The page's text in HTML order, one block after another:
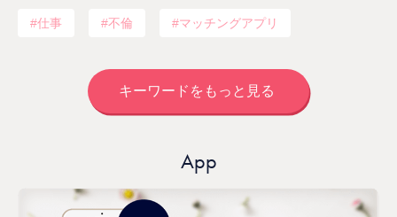
仕事 不倫 マッチングアプリ
キーワードをもっと見る
App